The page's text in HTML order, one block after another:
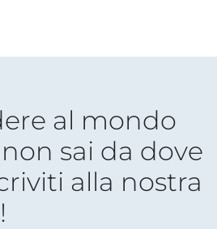
al mondo
sai da dove
alla nostra